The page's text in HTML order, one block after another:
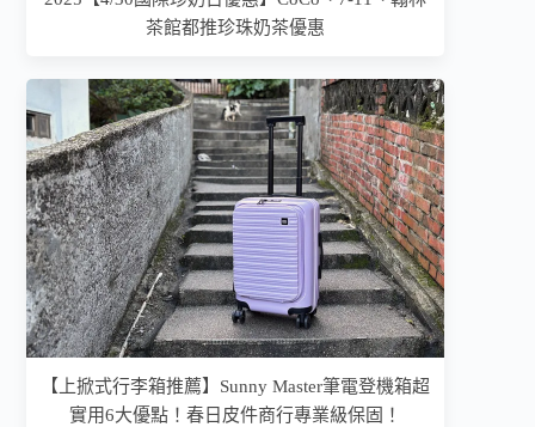
茶館都推珍珠奶茶優惠
【上掀式行李箱推薦】Sunny Master筆電登機箱超
實用6大優點！春日皮件商行專業級保固！